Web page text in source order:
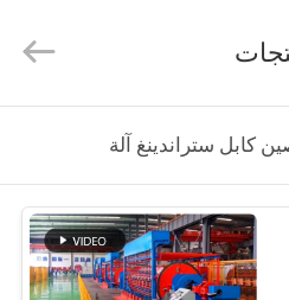
كابل ستراندينغ آلة